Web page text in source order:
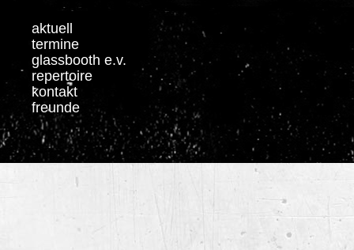
aktuell
termine
glassbooth e.v.
repertoire
kontakt
freunde